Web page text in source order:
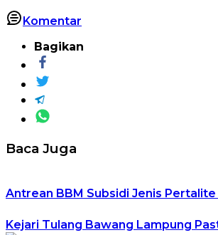
Komentar
Bagikan
Baca Juga
Antrean BBM Subsidi Jenis
Kejari Tulang Bawang Lampung